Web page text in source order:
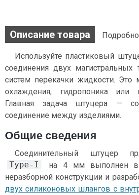
Описание товара
Используйте пластиковый
соединения двух магистральных
систем перекачки жидкости. Это
охлаждения, гидропоника или
Главная задача штуцера —
соединение между изделиями.
Общие сведения
Соединительный штуцер
Type-I
на 4 мм выполнен в
неразборной конструкции и
двух силиконовых шлангов с